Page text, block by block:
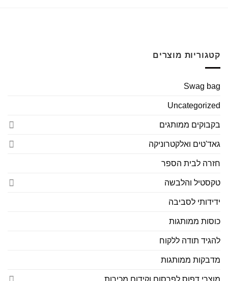
קטגוריות מוצרים
Swag bag
Uncategorized
בקבוקים ממותגים
גאד'טים ואלקטרוניקה
חזרה לבית הספר
טקסטיל והלבשה
ידידותי לסביבה
כוסות ממותגות
להגיד תודה ללקוח
מדבקות ממותגות
מוצרי דפוס לפרסום וקידום מכירות